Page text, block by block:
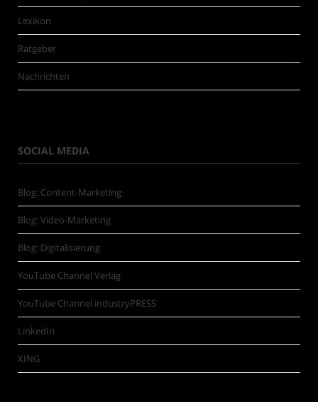
Lexikon
Ratgeber
Nachrichten
SOCIAL MEDIA
Blog: Content-Marketing
Blog: Video-Marketing
Blog: Digitalisierung
YouTube Channel Verlag
YouTube Channel industryPRESS
LinkedIn
XING